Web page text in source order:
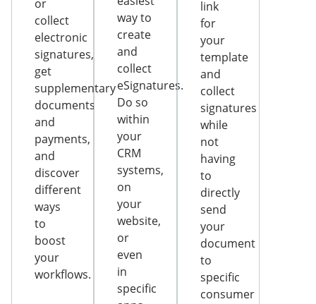
or
collect
electronic
signatures,
get
supplementary
documents
and
payments,
and
discover
different
ways
to
boost
your
workflows.
way to
create
and
collect
eSignatures.
Do so
within
your
CRM
systems,
on
your
website,
or
even
in
specific
link
for
your
template
and
collect
signatures
while
not
having
to
directly
send
your
document
to
specific
consumer